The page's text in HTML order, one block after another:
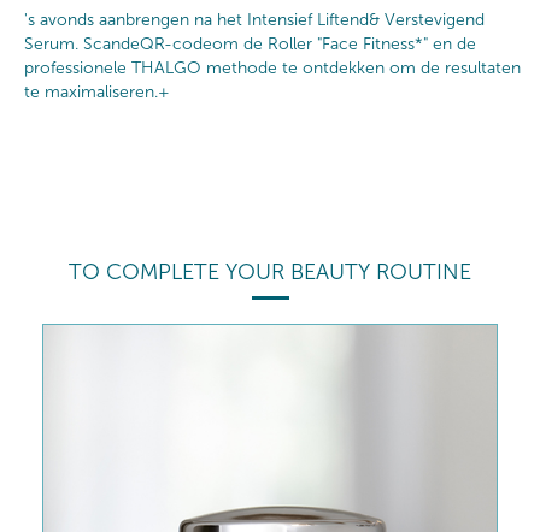
's avonds aanbrengen na het Intensief Liftend& Verstevigend
Serum. ScandeQR-codeom de Roller "Face Fitness*" en de
professionele THALGO methode te ontdekken om de resultaten
te maximaliseren.+
TO COMPLETE YOUR BEAUTY ROUTINE